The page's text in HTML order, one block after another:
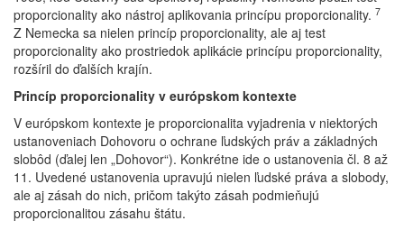
proporcionality ako nástroj aplikovania princípu proporcionality. 7
Z Nemecka sa nielen princíp proporcionality, ale aj test
proporcionality ako prostriedok aplikácie princípu proporcionality,
rozšíril do ďalších krajín.
Princíp proporcionality v európskom kontexte
V európskom kontexte je proporcionalita vyjadrenia v niektorých
ustanoveniach Dohovoru o ochrane ľudských práv a základných
slobôd (ďalej len „Dohovor“). Konkrétne ide o ustanovenia čl. 8 až
11. Uvedené ustanovenia upravujú nielen ľudské práva a slobody,
ale aj zásah do nich, pričom takýto zásah podmieňujú
proporcionalitou zásahu štátu.